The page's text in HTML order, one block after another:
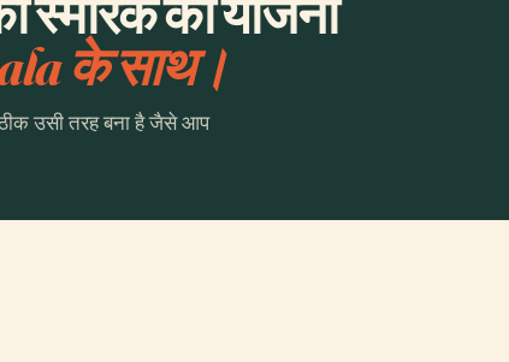
स्मारक की योजना
के साथ।
उसी तरह बना है जैसे आप